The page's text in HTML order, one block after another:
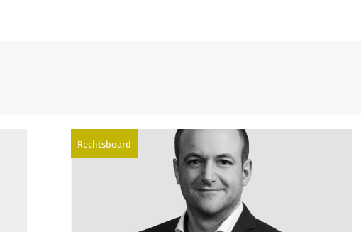
Rechtsboard